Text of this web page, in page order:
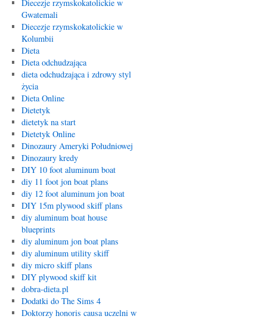
Diecezje rzymskokatolickie w
Gwatemali
Diecezje rzymskokatolickie w
Kolumbii
Dieta
Dieta odchudzająca
dieta odchudzająca i zdrowy styl
życia
Dieta Online
Dietetyk
dietetyk na start
Dietetyk Online
Dinozaury Ameryki Południowej
Dinozaury kredy
DIY 10 foot aluminum boat
diy 11 foot jon boat plans
diy 12 foot aluminum jon boat
DIY 15m plywood skiff plans
diy aluminum boat house
blueprints
diy aluminum jon boat plans
diy aluminum utility skiff
diy micro skiff plans
DIY plywood skiff kit
dobra-dieta.pl
Dodatki do The Sims 4
Doktorzy honoris causa uczelni w